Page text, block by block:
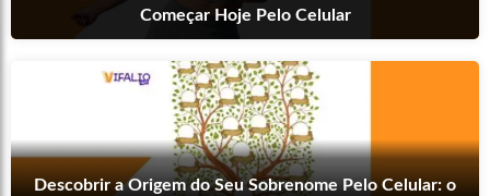
Começar Hoje Pelo Celular
Descobrir a Origem do Seu Sobrenome Pelo Celular: o